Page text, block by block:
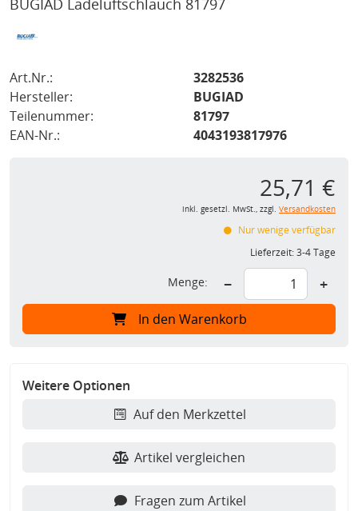
BUGIAD Ladeluftschlauch 81797
Art.Nr.:
3282536
Hersteller:
BUGIAD
Teilenummer:
81797
EAN-Nr.:
4043193817976
25,71 €
inkl. gesetzl. MwSt., zzgl. Versandkosten
Nur wenige verfügbar
Lieferzeit:3-4 Tage
Menge: − +
In den Warenkorb
Weitere Optionen
Auf den Merkzettel
Artikel vergleichen
Fragen zum Artikel